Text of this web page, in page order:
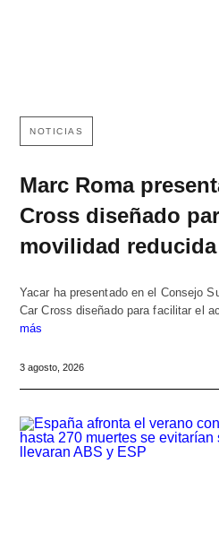
NOTICIAS
Marc Roma
Cross diseñado
movilidad reducida
Yacar ha presentado en el Consejo
Car Cross diseñado para facilitar el
más
3 agosto, 2026